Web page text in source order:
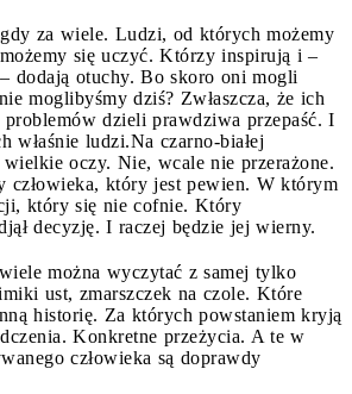
za wiele. Ludzi, od których możemy
się uczyć. Którzy inspirują i –
dodają otuchy. Bo skoro oni mogli
moglibyśmy dziś? Zwłaszcza, że ich
dzieli prawdziwa przepaść. I
właśnie ludzi.Na czarno-białej
oczy. Nie, wcale nie przerażone.
człowieka, który jest pewien. W którym
który się nie cofnie. Który
decyzję. I raczej będzie jej wierny.
można wyczytać z samej tylko
ust, zmarszczek na czole. Które
historię. Za których powstaniem kryją
Konkretne przeżycia. A te w
człowieka są doprawdy